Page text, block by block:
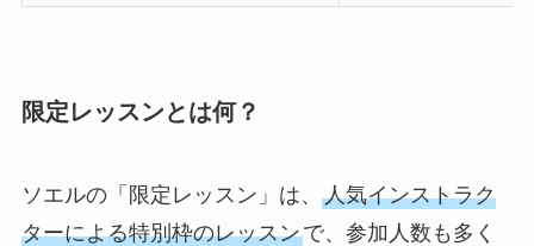
限定レッスンとは何？
ソエルの「限定レッスン」は、 人気インストラク
ターによる特別枠のレッスンで、参加人数も多く